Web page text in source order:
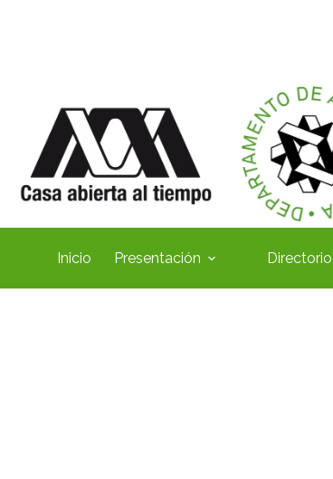
Inicio Presentación Directorio